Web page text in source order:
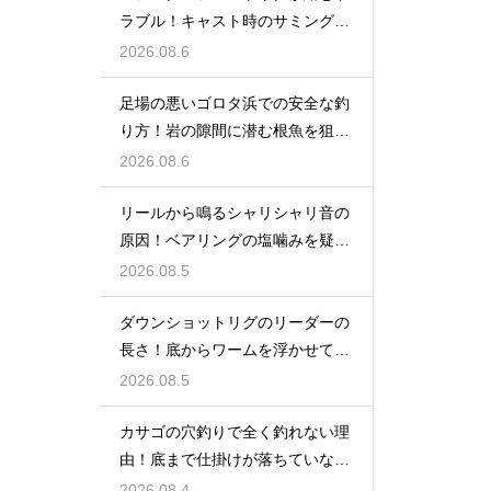
ラブル！キャスト時のサミングで
防ぐ
2026.08.6
足場の悪いゴロタ浜での安全な釣
り方！岩の隙間に潜む根魚を狙う
仕掛け
2026.08.6
リールから鳴るシャリシャリ音の
原因！ベアリングの塩噛みを疑っ
て洗浄する
2026.08.5
ダウンショットリグのリーダーの
長さ！底からワームを浮かせてア
ピール
2026.08.5
カサゴの穴釣りで全く釣れない理
由！底まで仕掛けが落ちていない
原因